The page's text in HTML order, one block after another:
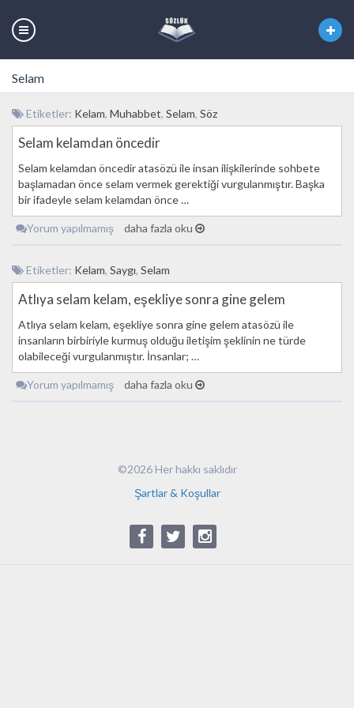
Selam
Etiketler: Kelam, Muhabbet, Selam, Söz
Selam kelamdan öncedir
Selam kelamdan öncedir atasözü ile insan ilişkilerinde sohbete
başlamadan önce selam vermek gerektiği vurgulanmıştır. Başka
bir ifadeyle selam kelamdan önce …
Yorum yapılmamış daha fazla oku
Etiketler: Kelam, Saygı, Selam
Atlıya selam kelam, eşekliye sonra gine gelem
Atlıya selam kelam, eşekliye sonra gine gelem atasözü ile
insanların birbiriyle kurmuş olduğu iletişim şeklinin ne türde
olabileceği vurgulanmıştır. İnsanlar; …
Yorum yapılmamış daha fazla oku
©2026 Her hakkı saklıdır
Şartlar & Koşullar